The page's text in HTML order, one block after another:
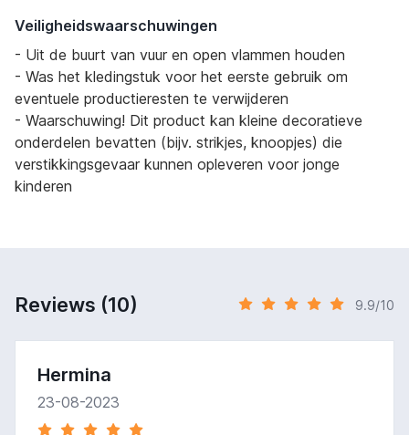
Veiligheidswaarschuwingen
- Uit de buurt van vuur en open vlammen houden
- Was het kledingstuk voor het eerste gebruik om
eventuele productieresten te verwijderen
- Waarschuwing! Dit product kan kleine decoratieve
onderdelen bevatten (bijv. strikjes, knoopjes) die
verstikkingsgevaar kunnen opleveren voor jonge
kinderen
Reviews (10) 9.9/10
Hermina
23-08-2023